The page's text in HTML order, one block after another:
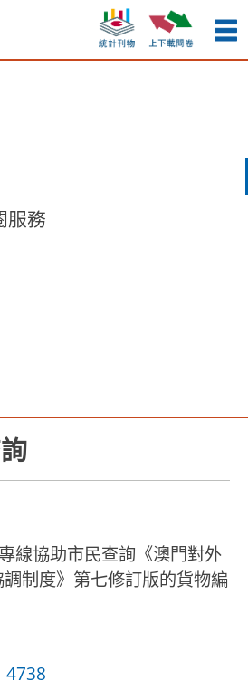
服務
線協助市民查詢《澳門對外
制度》第七修訂版的貨物編
4738